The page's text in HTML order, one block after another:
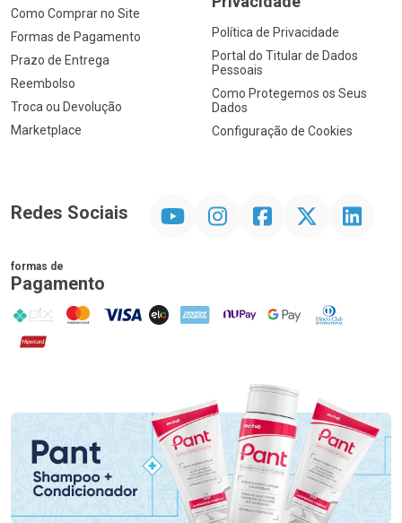
Como Comprar no Site
Formas de Pagamento
Prazo de Entrega
Reembolso
Troca ou Devolução
Marketplace
Política de Privacidade
Portal do Titular de Dados
Pessoais
Como Protegemos os Seus
Dados
Configuração de Cookies
Redes Sociais InstagramFacebookTwitter Linkedin
formas de
Pagamento
PIX MasterCard
VISA ELO AMEX NuPay Google PayDiners Club
Hipercard
Promoção em Destaque